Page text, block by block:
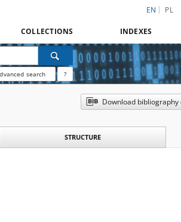
EN PL
COLLECTIONS INDEXES
search ?
Download
STRUCTURE